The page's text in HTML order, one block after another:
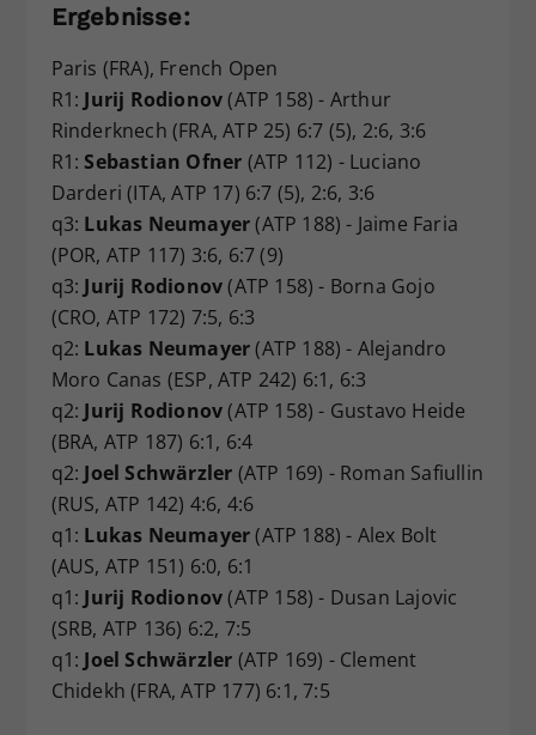
Ergebnisse:
Paris (FRA), French Open
R1: Jurij Rodionov(ATP 158) - Arthur
Rinderknech (FRA, ATP 25) 6:7 (5), 2:6, 3:6
R1:Sebastian Ofner (ATP 112) - Luciano
Darderi (ITA, ATP 17) 6:7 (5), 2:6, 3:6
q3: Lukas Neumayer(ATP 188) - Jaime Faria
(POR, ATP 117) 3:6, 6:7 (9)
q3: Jurij Rodionov(ATP 158) - Borna Gojo
(CRO, ATP 172) 7:5, 6:3
q2: Lukas Neumayer(ATP 188) - Alejandro
Moro Canas (ESP, ATP 242) 6:1, 6:3
q2: Jurij Rodionov(ATP 158) - Gustavo Heide
(BRA, ATP 187) 6:1, 6:4
q2: Joel Schwärzler (ATP 169) - Roman Safiullin
(RUS, ATP 142) 4:6, 4:6
q1: Lukas Neumayer(ATP 188) - Alex Bolt
(AUS, ATP 151) 6:0, 6:1
q1: Jurij Rodionov(ATP 158) - Dusan Lajovic
(SRB, ATP 136) 6:2, 7:5
q1: Joel Schwärzler (ATP 169) - Clement
Chidekh (FRA, ATP 177) 6:1, 7:5